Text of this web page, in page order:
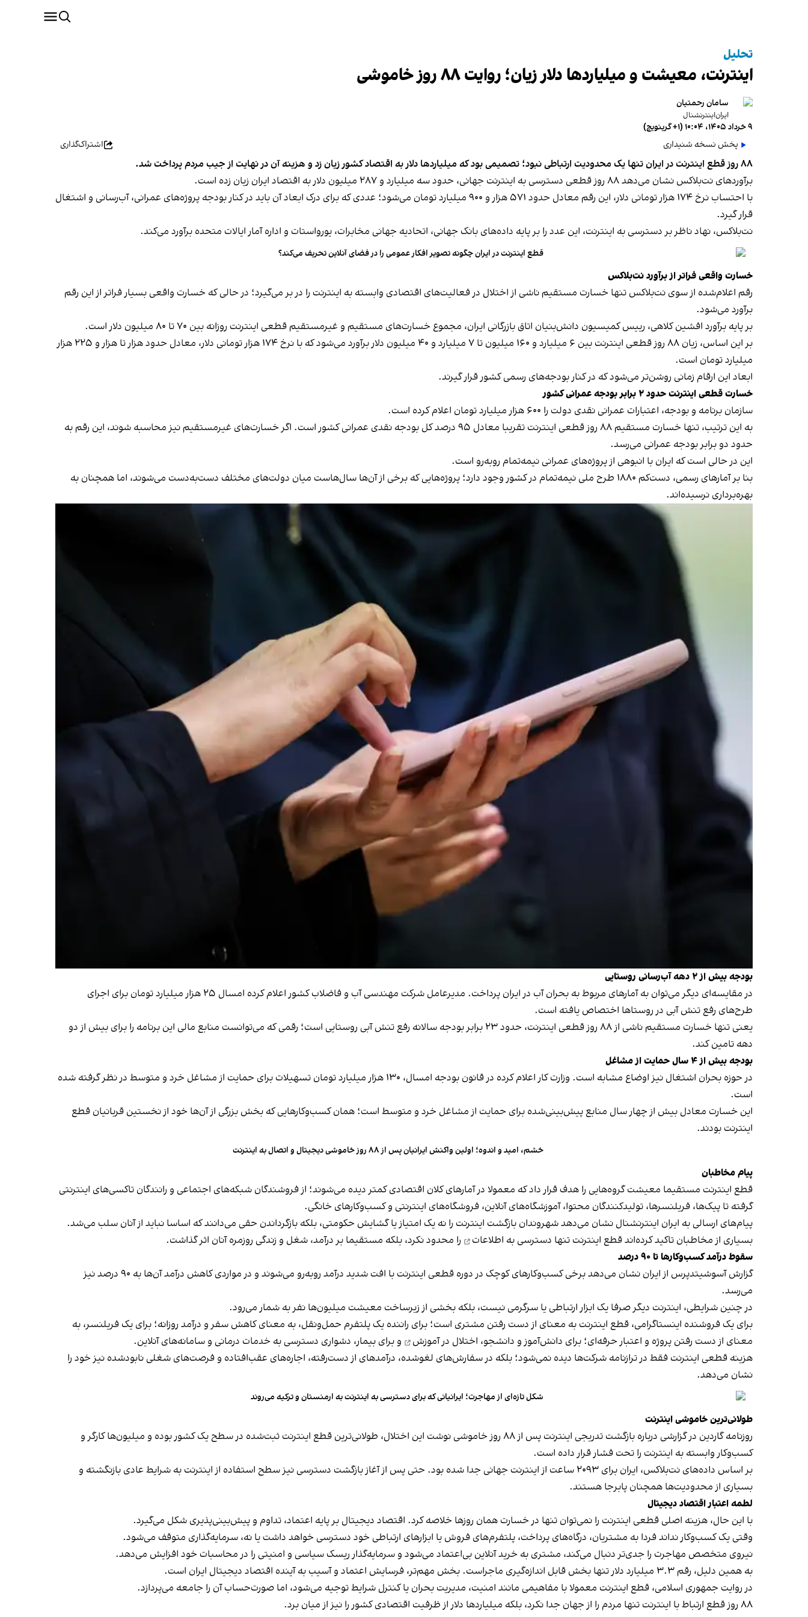
تحلیل
اینترنت، معیشت و میلیاردها دلار زیان؛ روایت ۸۸ روز خاموشی
سامان رحمتیان
ایران‌اینترنشنال
۹ خرداد ۱۴۰۵، ۱۰:۰۴ (‎+۱ گرینویچ)
پخش نسخه شنیداری
اشتراک‌گذاری
۸۸ روز قطع اینترنت در ایران تنها یک محدودیت ارتباطی نبود؛ تصمیمی بود که میلیاردها دلار به اقتصاد کشور زیان زد و هزینه آن در نهایت از جیب مردم پرداخت شد.
برآوردهای نت‌بلاکس نشان می‌دهد ۸۸ روز قطعی دسترسی به اینترنت جهانی، حدود سه میلیارد و ۲۸۷ میلیون دلار به اقتصاد ایران زیان زده است.
با احتساب نرخ ۱۷۴ هزار تومانی دلار، این رقم معادل حدود ۵۷۱ هزار و ۹۰۰ میلیارد تومان می‌شود؛ عددی که برای درک ابعاد آن باید در کنار بودجه پروژه‌های عمرانی، آب‌رسانی و اشتغال
قرار گیرد.
نت‌بلاکس، نهاد ناظر بر دسترسی به اینترنت، این عدد را بر پایه داده‌های بانک جهانی، اتحادیه جهانی مخابرات، یورواستات و اداره آمار ایالات متحده برآورد می‌کند.
قطع اینترنت در ایران چگونه تصویر افکار عمومی را در فضای آنلاین تحریف می‌کند؟
خسارت واقعی فراتر از برآورد نت‌بلاکس
رقم اعلام‌شده از سوی نت‌بلاکس تنها خسارت مستقیم ناشی از اختلال در فعالیت‌های اقتصادی وابسته به اینترنت را در بر می‌گیرد؛ در حالی که خسارت واقعی بسیار فراتر از این رقم
برآورد می‌شود.
بر پایه برآورد افشین کلاهی، رییس کمیسیون دانش‌بنیان اتاق بازرگانی ایران، مجموع خسارت‌های مستقیم و غیرمستقیم قطعی اینترنت روزانه بین ۷۰ تا ۸۰ میلیون دلار است.
بر این اساس، زیان ۸۸ روز قطعی اینترنت بین ۶ میلیارد و ۱۶۰ میلیون تا ۷ میلیارد و ۴۰ میلیون دلار برآورد می‌شود که با نرخ ۱۷۴ هزار تومانی دلار، معادل حدود هزار تا هزار و ۲۲۵ هزار
میلیارد تومان است.
ابعاد این ارقام زمانی روشن‌تر می‌شود که در کنار بودجه‌های رسمی کشور قرار گیرند.
خسارت قطعی اینترنت حدود ۲ برابر بودجه عمرانی کشور
سازمان برنامه و بودجه، اعتبارات عمرانی نقدی دولت را ۶۰۰ هزار میلیارد تومان اعلام کرده است.
به این ترتیب، تنها خسارت مستقیم ۸۸ روز قطعی اینترنت تقریبا معادل ۹۵ درصد کل بودجه نقدی عمرانی کشور است. اگر خسارت‌های غیرمستقیم نیز محاسبه شوند، این رقم به
حدود دو برابر بودجه عمرانی می‌رسد.
این در حالی است که ایران با انبوهی از پروژه‌های عمرانی نیمه‌تمام روبه‌رو است.
بنا بر آمارهای رسمی، دست‌کم ۱۸۸۰ طرح ملی نیمه‌تمام در کشور وجود دارد؛ پروژه‌هایی که برخی از آن‌ها سال‌هاست میان دولت‌های مختلف دست‌به‌دست می‌شوند، اما همچنان به
بهره‌برداری نرسیده‌اند.
بودجه بیش از ۲ دهه آب‌رسانی روستایی
در مقایسه‌ای دیگر می‌توان به آمارهای مربوط به بحران آب در ایران پرداخت. مدیرعامل شرکت مهندسی آب و فاضلاب کشور اعلام کرده امسال ۲۵ هزار میلیارد تومان برای اجرای
طرح‌های رفع تنش آبی در روستاها اختصاص یافته است.
یعنی تنها خسارت مستقیم ناشی از ۸۸ روز قطعی اینترنت، حدود ۲۳ برابر بودجه سالانه رفع تنش آبی روستایی است؛ رقمی که می‌توانست منابع مالی این برنامه را برای بیش از دو
دهه تامین کند.
بودجه بیش از ۴ سال حمایت از مشاغل
در حوزه بحران اشتغال نیز اوضاع مشابه است. وزارت کار اعلام کرده در قانون بودجه امسال، ۱۳۰ هزار میلیارد تومان تسهیلات برای حمایت از مشاغل خرد و متوسط در نظر گرفته شده
است.
این خسارت معادل بیش از چهار سال منابع پیش‌بینی‌شده برای حمایت از مشاغل خرد و متوسط است؛ همان کسب‌وکارهایی که بخش بزرگی از آن‌ها خود از نخستین قربانیان قطع
اینترنت بودند.
خشم، امید و اندوه؛ اولین واکنش ایرانیان پس از ۸۸ روز خاموشی دیجیتال و اتصال به اینترنت
پیام مخاطبان
قطع اینترنت مستقیما معیشت گروه‌هایی را هدف قرار داد که معمولا در آمارهای کلان اقتصادی کمتر دیده می‌شوند؛ از فروشندگان شبکه‌های اجتماعی و رانندگان تاکسی‌های اینترنتی
گرفته تا پیک‌ها، فریلنسرها، تولیدکنندگان محتوا، آموزشگاه‌های آنلاین، فروشگاه‌های اینترنتی و کسب‌وکارهای خانگی.
پیام‌های ارسالی به ایران اینترنشنال نشان می‌دهد شهروندان بازگشت اینترنت را نه یک امتیاز یا گشایش حکومتی، بلکه بازگرداندن حقی می‌دانند که اساسا نباید از آنان سلب می‌شد.
بسیاری از مخاطبان تاکید کرده‌اند قطع اینترنت تنها دسترسی به اطلاعات
را محدود نکرد، بلکه مستقیما بر درآمد، شغل و زندگی روزمره آنان اثر گذاشت.
سقوط درآمد کسب‌وکارها تا ۹۰ درصد
گزارش آسوشیتدپرس از ایران نشان می‌دهد برخی کسب‌وکارهای کوچک در دوره قطعی اینترنت با افت شدید درآمد روبه‌رو می‌شوند و در مواردی کاهش درآمد آن‌ها به ۹۰ درصد نیز
می‌رسد.
در چنین شرایطی، اینترنت دیگر صرفا یک ابزار ارتباطی یا سرگرمی نیست، بلکه بخشی از زیرساخت معیشت میلیون‌ها نفر به شمار می‌رود.
برای یک فروشنده اینستاگرامی، قطع اینترنت به معنای از دست رفتن مشتری است؛ برای راننده یک پلتفرم حمل‌ونقل، به معنای کاهش سفر و درآمد روزانه؛ برای یک فریلنسر، به
معنای از دست رفتن پروژه و اعتبار حرفه‌ای؛ برای دانش‌آموز و دانشجو، اختلال در آموزش
و برای بیمار، دشواری دسترسی به خدمات درمانی و سامانه‌های آنلاین.
هزینه قطعی اینترنت فقط در ترازنامه شرکت‌ها دیده نمی‌شود؛ بلکه در سفارش‌های لغوشده، درآمدهای از دست‌رفته، اجاره‌های عقب‌افتاده و فرصت‌های شغلی نابودشده نیز خود را
نشان می‌دهد.
شکل تازه‌ای از مهاجرت؛ ایرانیانی که برای دسترسی به اینترنت به ارمنستان و ترکیه می‌روند
طولانی‌ترین خاموشی اینترنت
روزنامه گاردین در گزارشی درباره بازگشت تدریجی اینترنت پس از ۸۸ روز خاموشی نوشت این اختلال، طولانی‌ترین قطع اینترنت ثبت‌شده در سطح یک کشور بوده و میلیون‌ها کارگر و
کسب‌وکار وابسته به اینترنت را تحت فشار قرار داده است.
بر اساس داده‌های نت‌بلاکس، ایران برای ۲۰۹۳ ساعت از اینترنت جهانی جدا شده بود. حتی پس از آغاز بازگشت دسترسی نیز سطح استفاده از اینترنت به شرایط عادی بازنگشته و
بسیاری از محدودیت‌ها همچنان پابرجا هستند.
لطمه اعتبار اقتصاد دیجیتال
با این حال، هزینه اصلی قطعی اینترنت را نمی‌توان تنها در خسارت همان روزها خلاصه کرد. اقتصاد دیجیتال بر پایه اعتماد، تداوم و پیش‌بینی‌پذیری شکل می‌گیرد.
وقتی یک کسب‌وکار نداند فردا به مشتریان، درگاه‌های پرداخت، پلتفرم‌های فروش یا ابزارهای ارتباطی خود دسترسی خواهد داشت یا نه، سرمایه‌گذاری متوقف می‌شود.
نیروی متخصص مهاجرت را جدی‌تر دنبال می‌کند، مشتری به خرید آنلاین بی‌اعتماد می‌شود و سرمایه‌گذار ریسک سیاسی و امنیتی را در محاسبات خود افزایش می‌دهد.
به همین دلیل، رقم ۳.۳ میلیارد دلار تنها بخش قابل اندازه‌گیری ماجراست. بخش مهم‌تر، فرسایش اعتماد و آسیب به آینده اقتصاد دیجیتال ایران است.
در روایت جمهوری اسلامی، قطع اینترنت معمولا با مفاهیمی مانند امنیت، مدیریت بحران یا کنترل شرایط توجیه می‌شود، اما صورت‌حساب آن را جامعه می‌پردازد.
۸۸ روز قطع ارتباط با اینترنت تنها مردم را از جهان جدا نکرد، بلکه میلیاردها دلار از ظرفیت اقتصادی کشور را نیز از میان برد.